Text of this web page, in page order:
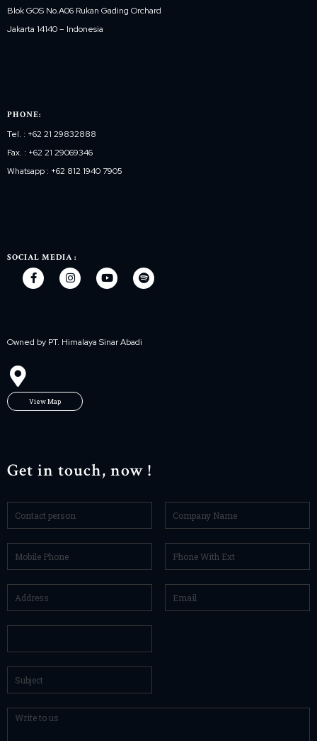
Blok GOS No.A06 Rukan Gading Orchard
Jakarta 14140 – Indonesia
PHONE:
Tel. : +62 21 29832888
Fax. : +62 21 29069346
Whatsapp : +62 812 1940 7905
SOCIAL MEDIA :
Owned by PT. Himalaya Sinar Abadi
View Map
Get in touch, now !